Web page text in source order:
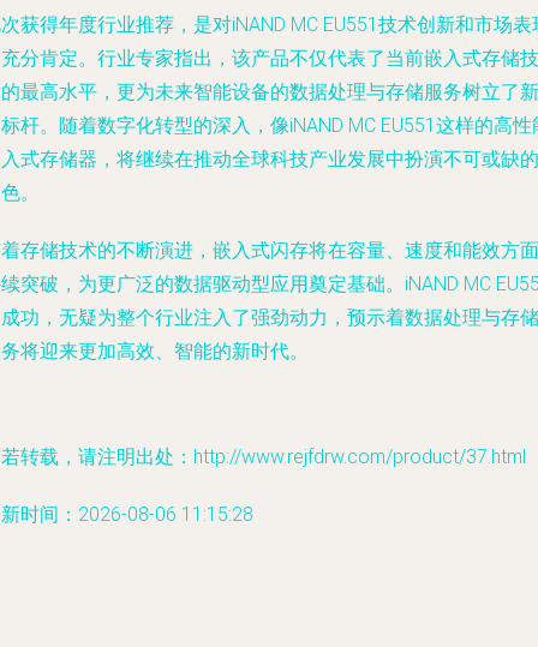
获得年度行业推荐，是对iNAND MC EU551技术创新和市场表
分肯定。行业专家指出，该产品不仅代表了当前嵌入式存储技
最高水平，更为未来智能设备的数据处理与存储服务树立了新
杆。随着数字化转型的深入，像iNAND MC EU551这样的高性
式存储器，将继续在推动全球科技产业发展中扮演不可或缺的
。
存储技术的不断演进，嵌入式闪存将在容量、速度和能效方面
突破，为更广泛的数据驱动型应用奠定基础。iNAND MC
功，无疑为整个行业注入了强劲动力，预示着数据处理与存储
将迎来更加高效、智能的新时代。
转载，请注明出处：http://www.rejfdrw.com/product/37.html
时间：2026-08-06 11:15:28